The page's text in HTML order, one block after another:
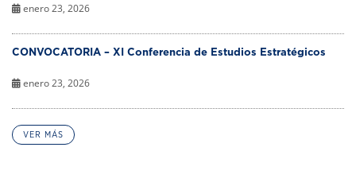
enero 23, 2026
CONVOCATORIA – XI Conferencia de Estudios Estratégicos
enero 23, 2026
VER MÁS